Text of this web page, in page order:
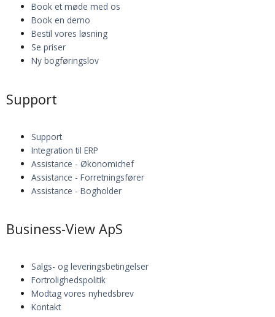
Book et møde med os
Book en demo
Bestil vores løsning
Se priser
Ny bogføringslov
Support
Support
Integration til ERP
Assistance - Økonomichef
Assistance - Forretningsfører
Assistance - Bogholder
Business-View ApS
Salgs- og leveringsbetingelser
Fortrolighedspolitik
Modtag vores nyhedsbrev
Kontakt